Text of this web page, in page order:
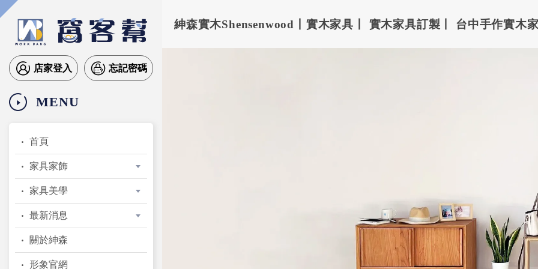
店家登入 忘記密碼
MENU
首頁
家具家飾
家具美學
最新消息
關於紳森
形象官網
紳森實木Shensenwood丨實木家具丨 實木家具訂製丨 台中手作實木